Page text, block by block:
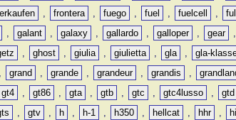
, frontera , fuego , fuel , fuelcell ,
, galant , galaxy , gallardo , galloper , gear ,
, ghost , giulia , giulietta , gla , gla-
, grand , grande , grandeur , grandis ,
gt4 , gt86 , gta , gtb , gtc , gtc4lusso , gtd
, gtv , h , h-1 , h350 , hellcat , hhr ,